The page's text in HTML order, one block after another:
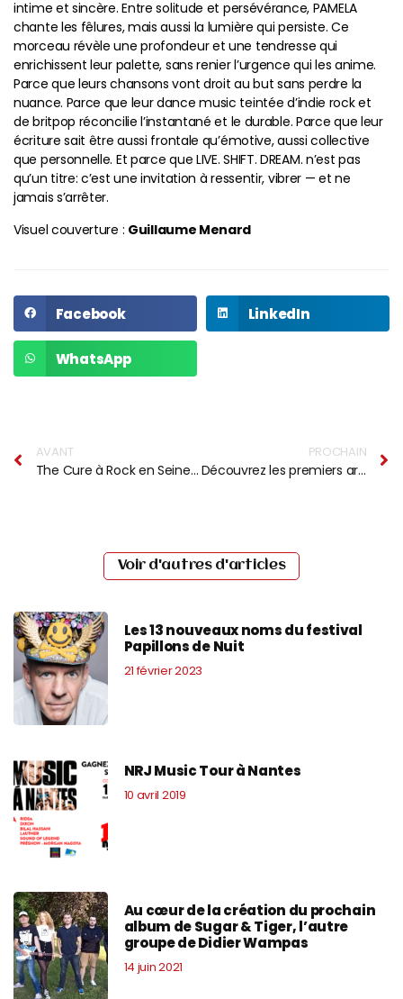
intime et sincère. Entre solitude et persévérance, PAMELA
chante les fêlures, mais aussi la lumière qui persiste. Ce
morceau révèle une profondeur et une tendresse qui
enrichissent leur palette, sans renier l’urgence qui les anime.
Parce que leurs chansons vont droit au but sans perdre la
nuance. Parce que leur dance music teintée d’indie rock et
de britpop réconcilie l’instantané et le durable. Parce que leur
écriture sait être aussi frontale qu’émotive, aussi collective
que personnelle. Et parce que LIVE. SHIFT. DREAM. n’est pas
qu’un titre: c’est une invitation à ressentir, vibrer — et ne
jamais s’arrêter.
Visuel couverture : Guillaume Menard
Facebook LinkedIn
WhatsApp
AVANT
The Cure à Rock en Seine le 30 août 2026
PROCHAIN
Découvrez les premiers artistes du Festival Mythos
Voir d'autres d'articles
Les 13 nouveaux noms du festival
Papillons de Nuit
21 février 2023
NRJ Music Tour à Nantes
10 avril 2019
Au cœur de la création du prochain
album de Sugar & Tiger, l’autre
groupe de Didier Wampas
14 juin 2021